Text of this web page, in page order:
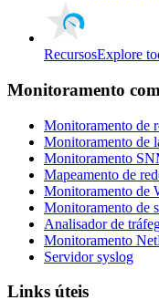
RecursosExplore
Monitoramento
Monitoramento de
Monitoramento de
Monitoramento
Mapeamento de
Monitoramento de
Monitoramento de
Analisador de
Monitoramento
Servidor syslog
Links úteis